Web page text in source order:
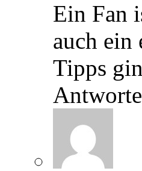
Ein Fan
auch ein
Tipps